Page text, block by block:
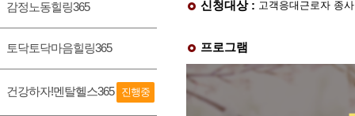
감정노동힐링365
토닥토닥마음힐링365
건강하자!멘탈헬스365 진행중
신청대상 : 고객응대근로자 종
프로그램